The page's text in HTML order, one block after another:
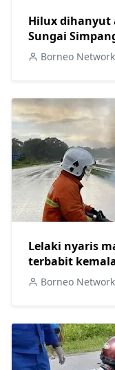
Hilux dihanyut
Sungai
Borneo Network
Lelaki nyaris
terbabit
Borneo Network